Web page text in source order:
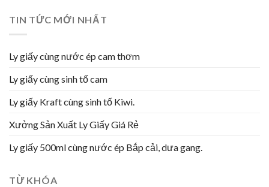
TIN TỨC MỚI NHẤT
Ly giấy cùng nước ép cam thơm
Ly giấy cùng sinh tố cam
Ly giấy Kraft cùng sinh tố Kiwi.
Xưởng Sản Xuất Ly Giấy Giá Rẻ
Ly giấy 500ml cùng nước ép Bắp cải, dưa gang.
TỪ KHÓA